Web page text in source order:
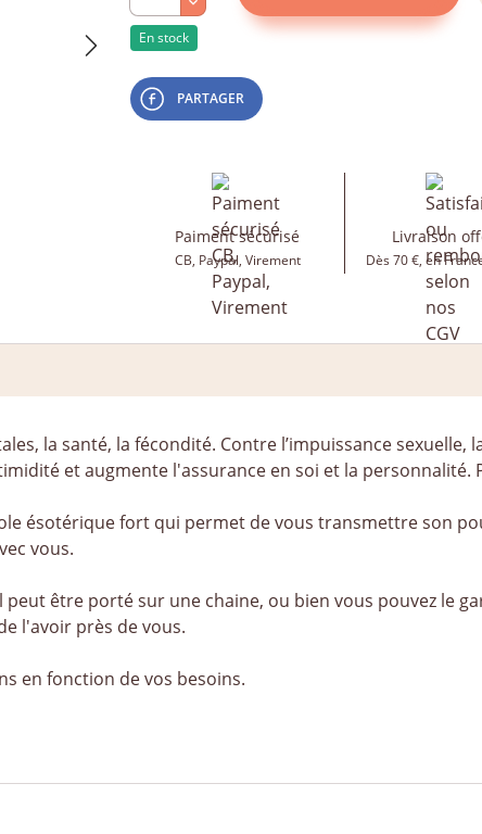
En stock
PARTAGER
Paiment sécurisé
CB, Paypal, Virement
Livraison
Dès 70 €, en
la santé, la fécondité. Contre l’impuissance sexuelle,
et augmente l'assurance en soi et la personnalité.
ésotérique fort qui permet de vous transmettre son
vous.
être porté sur une chaine, ou bien vous pouvez le
l'avoir près de vous.
en fonction de vos besoins.